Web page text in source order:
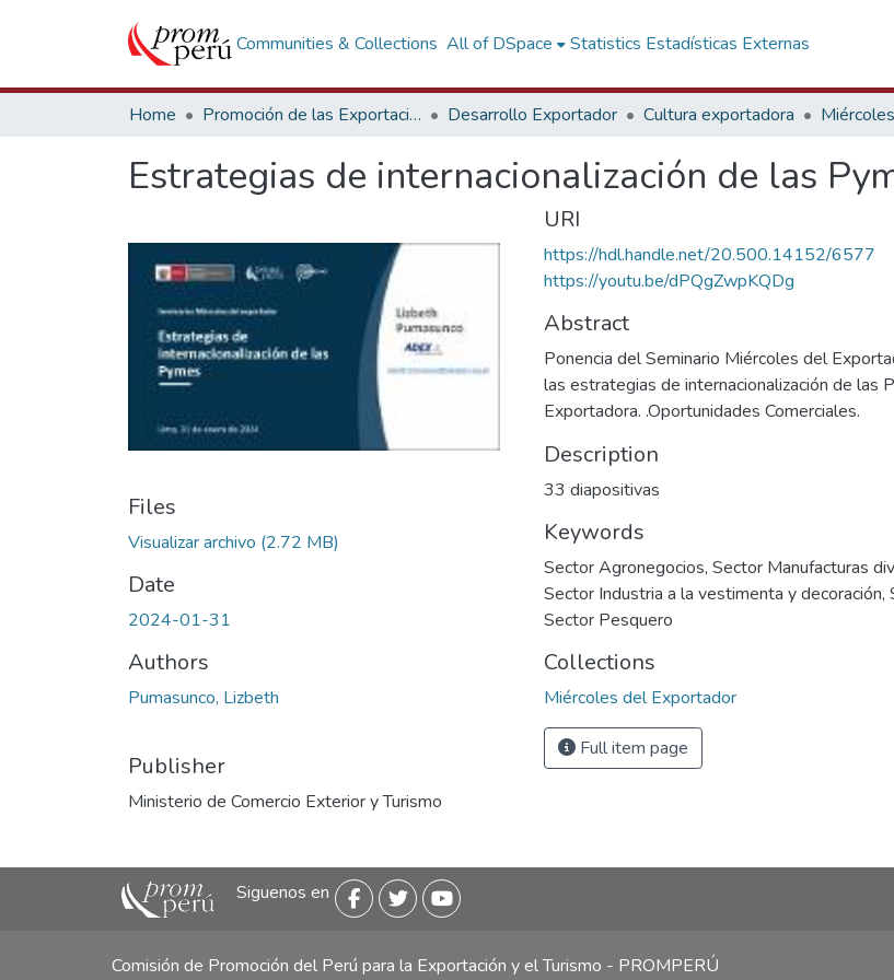
Communities & Collections All of DSpace Statistics Estadísticas Externas
Home Promoción de las Exportaciones Desarrollo Exportador Cultura exportadora
Estrategias de internacionalización de las
Files
Visualizar archivo (2.72 MB)
Date
2024-01-31
Authors
Pumasunco, Lizbeth
Publisher
Ministerio de Comercio Exterior y Turismo
URI
https://hdl.handle.net/20.500.14152/6577
https://youtu.be/dPQgZwpKQDg
Abstract
Ponencia del Seminario Miércoles del
las estrategias de internacionalización de las
Exportadora. .Oportunidades Comerciales.
Description
33 diapositivas
Keywords
Sector Agronegocios, Sector Manufacturas
Sector Industria a la vestimenta y decoración,
Sector Pesquero
Collections
Miércoles del Exportador
Full item page
Siguenos en
Comisión de Promoción del Perú para la Exportación y el Turismo - PROMPERÚ